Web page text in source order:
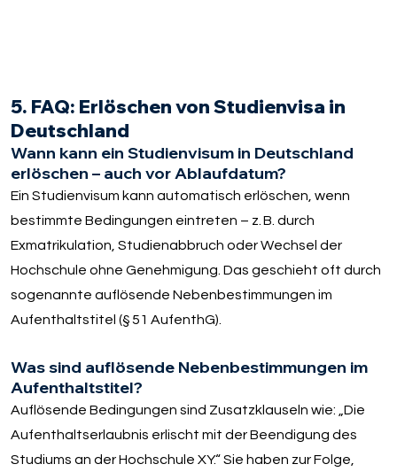
5. FAQ: Erlöschen von Studienvisa in
Deutschland
Wann kann ein Studienvisum in Deutschland
erlöschen – auch vor Ablaufdatum?
Ein Studienvisum kann automatisch erlöschen, wenn
bestimmte Bedingungen eintreten – z. B. durch
Exmatrikulation, Studienabbruch oder Wechsel der
Hochschule ohne Genehmigung. Das geschieht oft durch
sogenannte auflösende Nebenbestimmungen im
Aufenthaltstitel (§ 51 AufenthG).
Was sind auflösende Nebenbestimmungen im
Aufenthaltstitel?
Auflösende Bedingungen sind Zusatzklauseln wie: „Die
Aufenthaltserlaubnis erlischt mit der Beendigung des
Studiums an der Hochschule XY.“ Sie haben zur Folge,